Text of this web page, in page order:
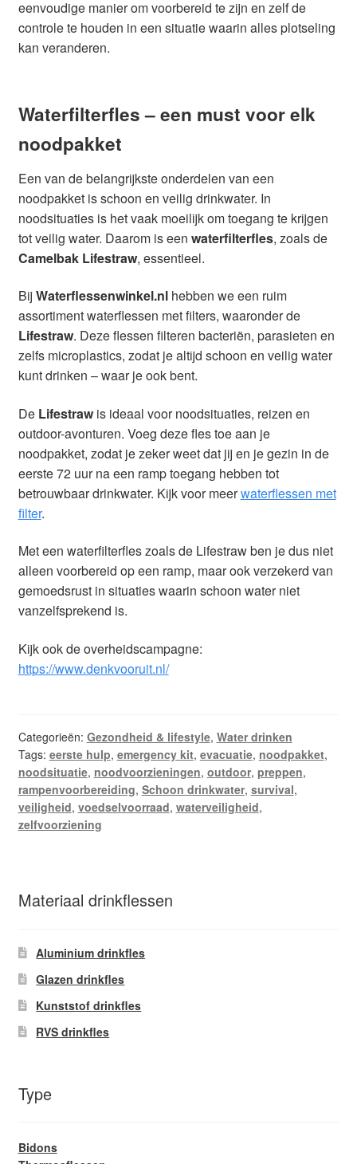
eenvoudige manier om voorbereid te zijn en zelf de
controle te houden in een situatie waarin alles plotseling
kan veranderen.
Waterfilterfles – een must voor elk
noodpakket
Een van de belangrijkste onderdelen van een
noodpakket is schoon en veilig drinkwater. In
noodsituaties is het vaak moeilijk om toegang te krijgen
tot veilig water. Daarom is een waterfilterfles, zoals de
Camelbak Lifestraw, essentieel.
BijWaterflessenwinkel.nlhebben we een ruim
assortiment waterflessen met filters, waaronder de
Lifestraw. Deze flessen filteren bacteriën, parasieten en
zelfs microplastics, zodat je altijd schoon en veilig water
kunt drinken – waar je ook bent.
De Lifestrawis ideaal voor noodsituaties, reizen en
outdoor-avonturen. Voeg deze fles toe aan je
noodpakket, zodat je zeker weet dat jij en je gezin in de
eerste 72 uur na een ramp toegang hebben tot
betrouwbaar drinkwater. Kijk voor meerwaterflessen met
filter.
Met een waterfilterfles zoals de Lifestraw ben je dus niet
alleen voorbereid op een ramp, maar ook verzekerd van
gemoedsrust in situaties waarin schoon water niet
vanzelfsprekend is.
Kijk ook de overheidscampagne:
https://www.denkvooruit.nl/
Categorieën: Gezondheid & lifestyle, Water drinken
Tags: eerste hulp, emergency kit, evacuatie, noodpakket,
noodsituatie, noodvoorzieningen, outdoor, preppen,
rampenvoorbereiding, Schoon drinkwater, survival,
veiligheid, voedselvoorraad, waterveiligheid,
zelfvoorziening
Materiaal drinkflessen
Aluminium drinkfles
Glazen drinkfles
Kunststof drinkfles
RVS drinkfles
Type
Bidons